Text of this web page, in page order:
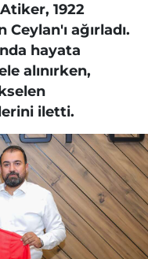
1922
ağırladı.
hayata
alınırken,
iletti.